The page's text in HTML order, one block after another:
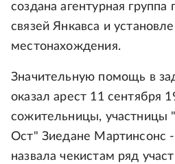
создана агентурная группа
связей Янкавса и
местонахождения.
Значительную помощь в
оказал арест 11 сентября
сожительницы, участницы
Ост" Зиедане Мартинсонс
назвала чекистам ряд